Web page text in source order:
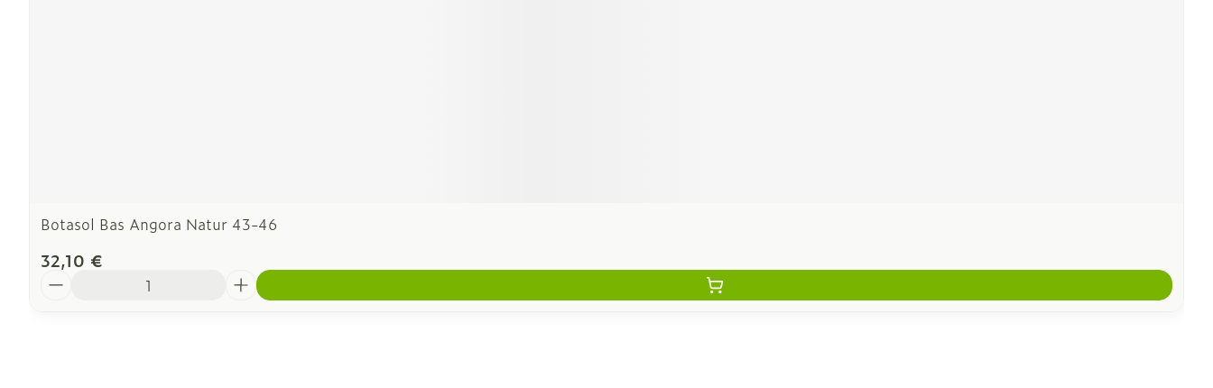
Botasol Bas Angora Natur 43-46
32,10 €